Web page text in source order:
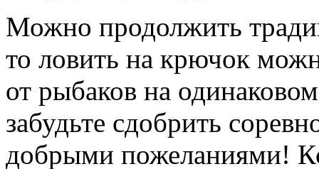
Можно продолжить
то ловить на крючок
от рыбаков на
забудьте сдобрить
добрыми пожеланиями!